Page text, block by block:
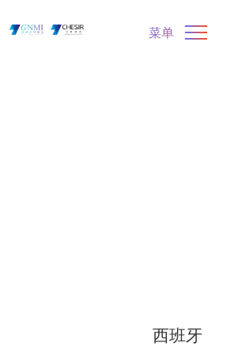
菜单
西班牙